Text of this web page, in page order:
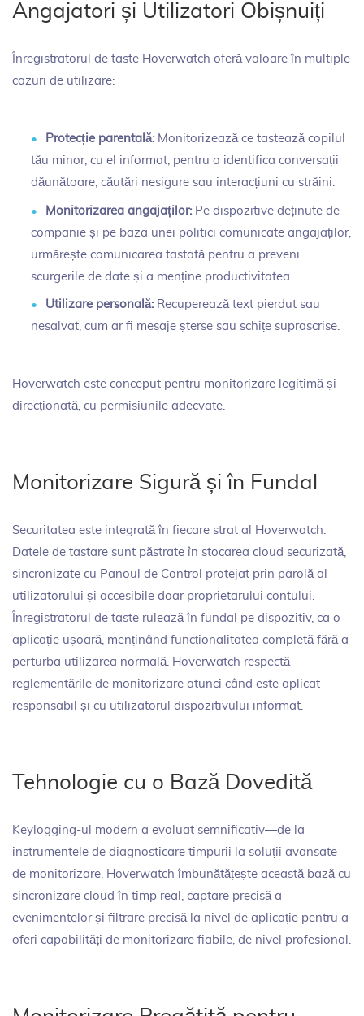
Angajatori și Utilizatori Obișnuiți
Înregistratorul de taste Hoverwatch oferă valoare în multiple
cazuri de utilizare:
Protecție parentală:Monitorizează ce tastează copilul
tău minor, cu el informat, pentru a identifica conversații
dăunătoare, căutări nesigure sau interacțiuni cu străini.
Monitorizarea angajaților:Pe dispozitive deținute de
companie și pe baza unei politici comunicate angajaților,
urmărește comunicarea tastată pentru a preveni
scurgerile de date și a menține productivitatea.
Utilizare personală:Recuperează text pierdut sau
nesalvat, cum ar fi mesaje șterse sau schițe suprascrise.
Hoverwatch este conceput pentru monitorizare legitimă și
direcționată, cu permisiunile adecvate.
Monitorizare Sigură și în Fundal
Securitatea este integrată în fiecare strat al Hoverwatch.
Datele de tastare sunt păstrate în stocarea cloud securizată,
sincronizate cu Panoul de Control protejat prin parolă al
utilizatorului și accesibile doar proprietarului contului.
Înregistratorul de taste rulează în fundal pe dispozitiv, ca o
aplicație ușoară, menținând funcționalitatea completă fără a
perturba utilizarea normală. Hoverwatch respectă
reglementările de monitorizare atunci când este aplicat
responsabil și cu utilizatorul dispozitivului informat.
Tehnologie cu o Bază Dovedită
Keylogging-ul modern a evoluat semnificativ—de la
instrumentele de diagnosticare timpurii la soluții avansate
de monitorizare. Hoverwatch îmbunătățește această bază cu
sincronizare cloud în timp real, captare precisă a
evenimentelor și filtrare precisă la nivel de aplicație pentru a
oferi capabilități de monitorizare fiabile, de nivel profesional.